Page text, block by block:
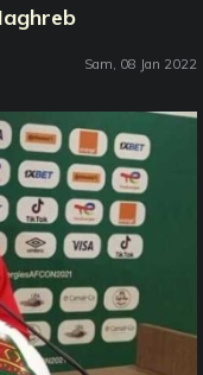
Sam, 08 Jan 2022